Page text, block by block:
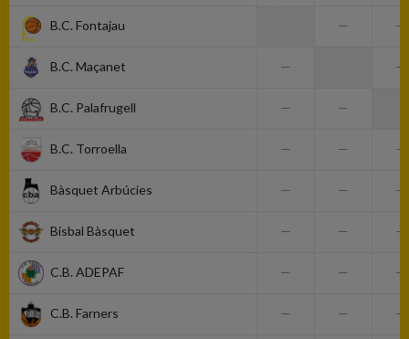
B.C. Fontajau — —
B.C. Maçanet — —
B.C. Palafrugell — —
B.C. Torroella — — —
Bàsquet Arbúcies — — —
Bisbal Bàsquet — — —
C.B. ADEPAF — — —
C.B. Farners — — —